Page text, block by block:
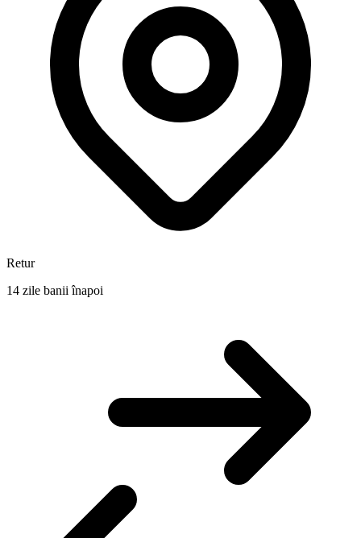
Retur
14 zile banii înapoi